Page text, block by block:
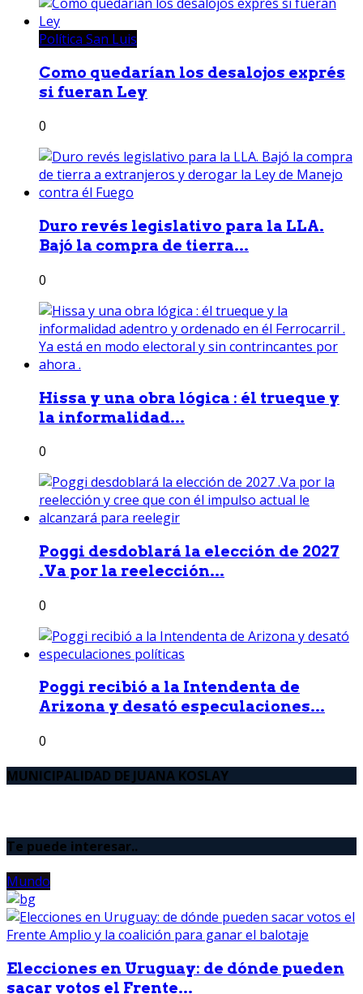
Política San Luis
Como quedarían los desalojos exprés
si fueran Ley
0
Duro revés legislativo para la LLA.
Bajó la compra de tierra...
0
Hissa y una obra lógica : él trueque y
la informalidad...
0
Poggi desdoblará la elección de 2027
.Va por la reelección...
0
Poggi recibió a la Intendenta de
Arizona y desató especulaciones...
0
MUNICIPALIDAD DE JUANA KOSLAY
Te puede interesar..
Mundo
Elecciones en Uruguay: de dónde pueden
sacar votos el Frente...